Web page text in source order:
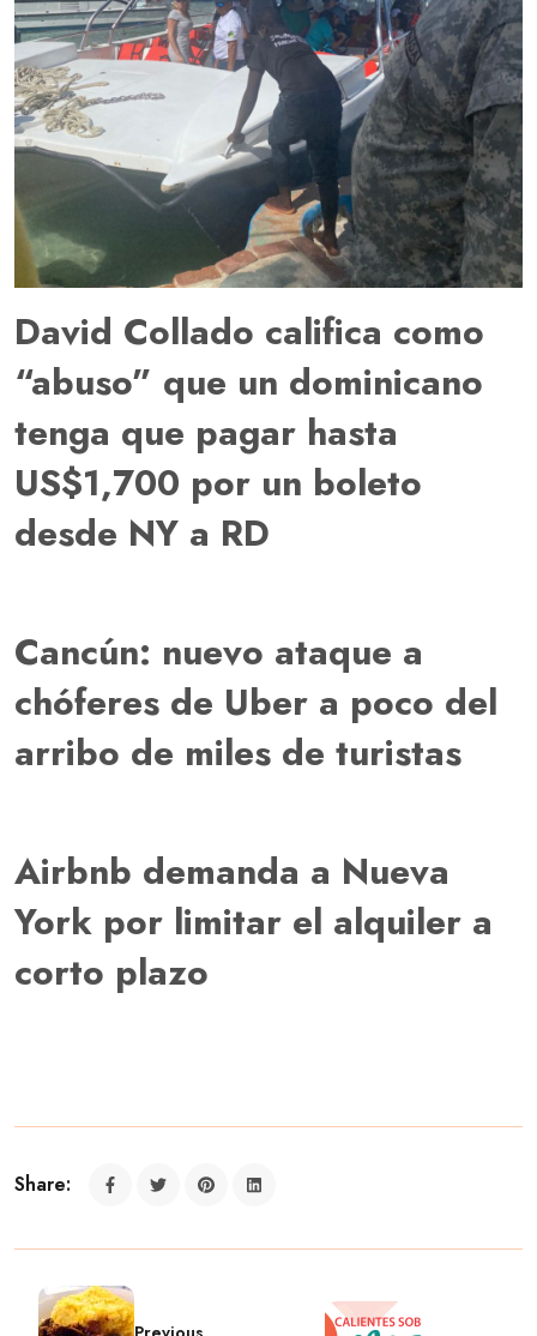
David Collado califica como
“abuso” que un dominicano
tenga que pagar hasta
US$1,700 por un boleto
desde NY a RD
Cancún: nuevo ataque a
chóferes de Uber a poco del
arribo de miles de turistas
Airbnb demanda a Nueva
York por limitar el alquiler a
corto plazo
Share: